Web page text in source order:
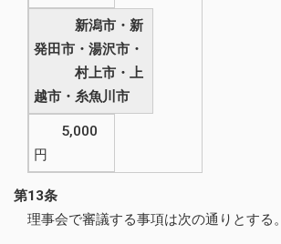
新潟市・新
発田市・湯沢市・
村上市・上
越市・糸魚川市
5,000
円
第13条
理事会で審議する事項は次の通りとする。